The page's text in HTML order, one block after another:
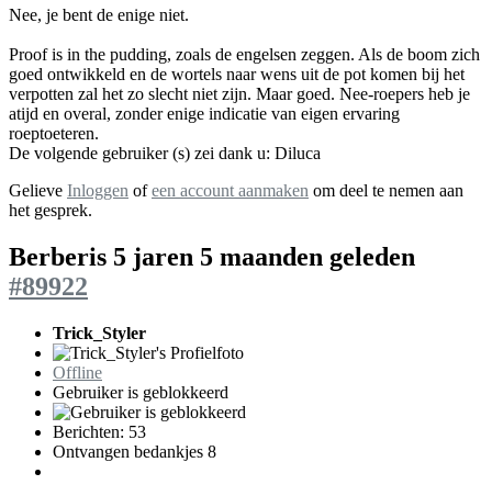
Nee, je bent de enige niet.
Proof is in the pudding, zoals de engelsen zeggen. Als de boom zich
goed ontwikkeld en de wortels naar wens uit de pot komen bij het
verpotten zal het zo slecht niet zijn. Maar goed. Nee-roepers heb je
atijd en overal, zonder enige indicatie van eigen ervaring
roeptoeteren.
De volgende gebruiker (s) zei dank u: Diluca
Gelieve Inloggen ofeen account aanmaken om deel te nemen aan
het gesprek.
Berberis 5 jaren 5 maanden geleden
#89922
Trick_Styler
Offline
Gebruiker is geblokkeerd
Berichten: 53
Ontvangen bedankjes 8